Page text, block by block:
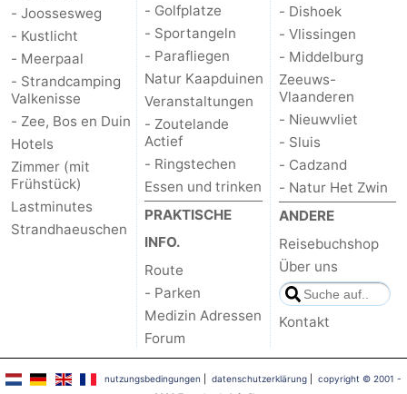
- Joossesweg
- Kustlicht
- Meerpaal
- Strandcamping
Valkenisse
- Zee, Bos en Duin
Hotels
Zimmer (mit
Frühstück)
Lastminutes
Strandhaeuschen
- Golfplatze
- Sportangeln
- Parafliegen
Natur Kaapduinen
Veranstaltungen
- Zoutelande
Actief
- Ringstechen
Essen und trinken
PRAKTISCHE
INFO.
Route
- Parken
Medizin Adressen
Forum
- Dishoek
- Vlissingen
- Middelburg
Zeeuws-
Vlaanderen
- Nieuwvliet
- Sluis
- Cadzand
- Natur Het Zwin
ANDERE
Reisebuchshop
Über uns
Kontakt
nutzungsbedingungen datenschutzerklärung| copyright © 2001 -